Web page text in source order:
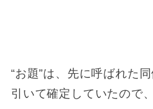
“お題”は、先に呼ばれた
引いて確定していたので、